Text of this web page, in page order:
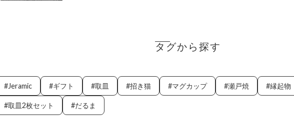
タグから探す
Jeramic ギフト 取皿 招き猫 マグカップ 瀬戸焼 縁起物
取皿2枚セット だるま